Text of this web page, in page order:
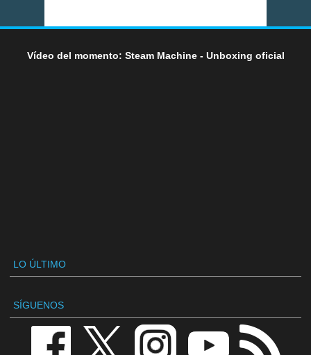
Vídeo del momento: Steam Machine - Unboxing oficial
LO ÚLTIMO
SÍGUENOS